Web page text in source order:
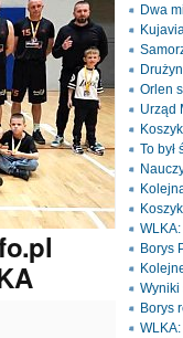
Dwa
opinie
Orlen
Urząd
To
opinie
Borys
Wyniki
Borys